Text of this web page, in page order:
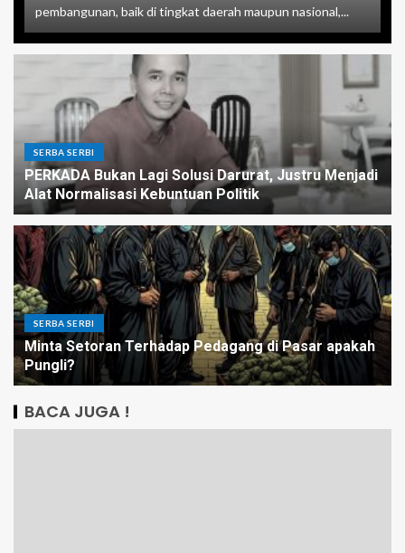
pembangunan, baik di tingkat daerah maupun nasional,...
SERBA SERBI
PERKADA Bukan Lagi Solusi Darurat, Justru Menjadi
Alat Normalisasi Kebuntuan Politik
SERBA SERBI
Minta Setoran Terhadap Pedagang di Pasar apakah
Pungli?
BACA JUGA !